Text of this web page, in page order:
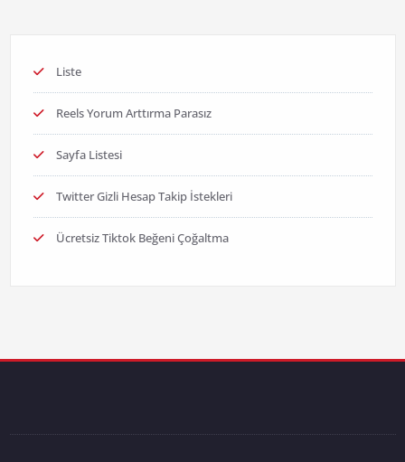
Liste
Reels Yorum Arttırma Parasız
Sayfa Listesi
Twitter Gizli Hesap Takip İstekleri
Ücretsiz Tiktok Beğeni Çoğaltma